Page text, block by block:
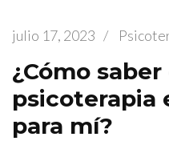
julio 17, 2023 /
¿Cómo
psicoterapia
para mí?